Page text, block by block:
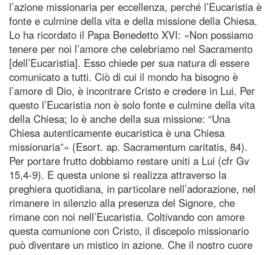
l’azione missionaria per eccellenza, perché l’Eucaristia è
fonte e culmine della vita e della missione della Chiesa.
Lo ha ricordato il Papa Benedetto XVI: «Non possiamo
tenere per noi l’amore che celebriamo nel Sacramento
[dell’Eucaristia]. Esso chiede per sua natura di essere
comunicato a tutti. Ciò di cui il mondo ha bisogno è
l’amore di Dio, è incontrare Cristo e credere in Lui. Per
questo l’Eucaristia non è solo fonte e culmine della vita
della Chiesa; lo è anche della sua missione: “Una
Chiesa autenticamente eucaristica è una Chiesa
missionaria”» (Esort. ap. Sacramentum caritatis, 84).
Per portare frutto dobbiamo restare uniti a Lui (cfr Gv
15,4-9). E questa unione si realizza attraverso la
preghiera quotidiana, in particolare nell’adorazione, nel
rimanere in silenzio alla presenza del Signore, che
rimane con noi nell’Eucaristia. Coltivando con amore
questa comunione con Cristo, il discepolo missionario
può diventare un mistico in azione. Che il nostro cuore